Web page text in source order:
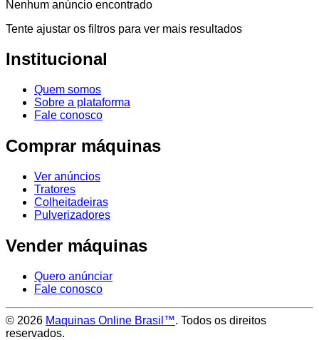
Nenhum anúncio encontrado
Tente ajustar os filtros para ver mais resultados
Institucional
Quem somos
Sobre a plataforma
Fale conosco
Comprar máquinas
Ver anúncios
Tratores
Colheitadeiras
Pulverizadores
Vender máquinas
Quero anúnciar
Fale conosco
© 2026 Maquinas Online Brasil™. Todos os direitos
reservados.